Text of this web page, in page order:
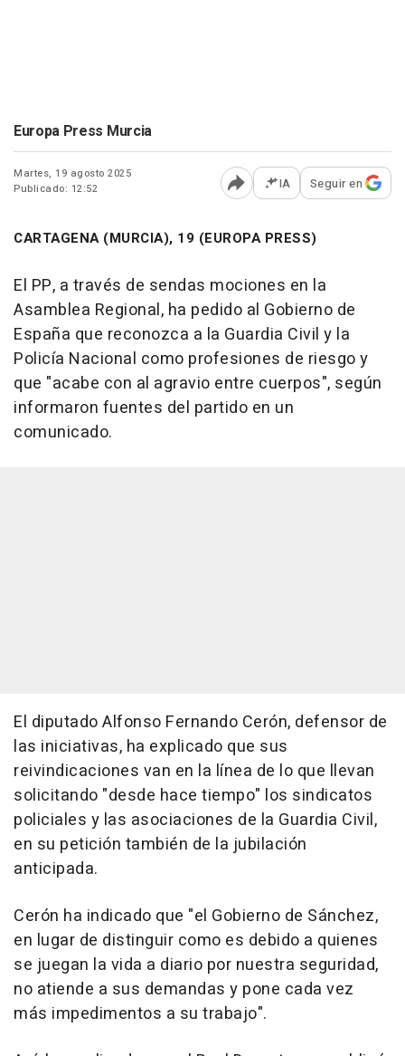
Europa Press Murcia
Martes, 19 agosto 2025
Publicado: 12:52
Abrir opciones para
IA Seguir en
CARTAGENA (MURCIA), 19 (EUROPA PRESS)
El PP, a través de sendas mociones en la
Asamblea Regional, ha pedido al Gobierno de
España que reconozca a la Guardia Civil y la
Policía Nacional como profesiones de riesgo y
que "acabe con al agravio entre cuerpos", según
informaron fuentes del partido en un
comunicado.
El diputado Alfonso Fernando Cerón, defensor de
las iniciativas, ha explicado que sus
reivindicaciones van en la línea de lo que llevan
solicitando "desde hace tiempo" los sindicatos
policiales y las asociaciones de la Guardia Civil,
en su petición también de la jubilación
anticipada.
Cerón ha indicado que "el Gobierno de Sánchez,
en lugar de distinguir como es debido a quienes
se juegan la vida a diario por nuestra seguridad,
no atiende a sus demandas y pone cada vez
más impedimentos a su trabajo".